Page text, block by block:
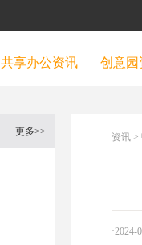
共享办公资讯 创意园
更多>> 资讯 >
·2024-